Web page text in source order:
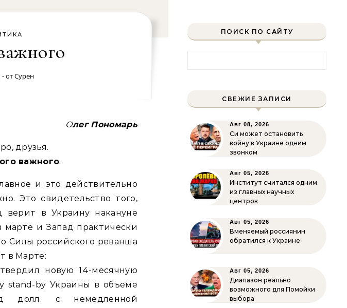
- отСурен
Олег Пономарь
друзья.
важного.
и это действительно
Это свидетельство того,
верит в Украину накануне
марте и Запад практически
Силы российского реванша
в Марте:
новую 14-месячную
stand-by Украины в объеме
долл. с немедленной
ПОИСК ПО САЙТУ
СВЕЖИЕ ЗАПИСИ
Авг 08, 2026
Си может остановить
войну в Украине одним
звонком
Авг 05, 2026
Институт считался одним
из главных научных
центров
Авг 05, 2026
Вменяемый россиянин
обратился к Украине
Авг 05, 2026
Диапазон реально
возможного для Помойки
выбора